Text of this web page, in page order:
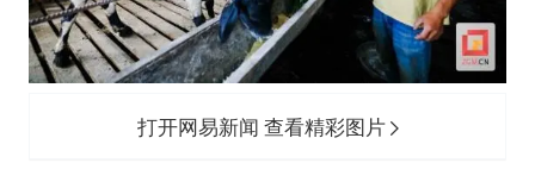
打开网易新闻 查看精彩图片